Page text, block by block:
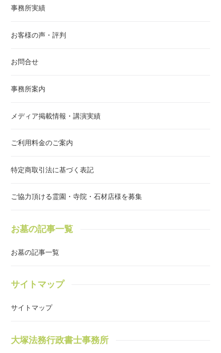
事務所実績
お客様の声・評判
お問合せ
事務所案内
メディア掲載情報・講演実績
ご利用料金のご案内
特定商取引法に基づく表記
ご協力頂ける霊園・寺院・石材店様を募集
お墓の記事一覧
お墓の記事一覧
サイトマップ
サイトマップ
大塚法務行政書士事務所